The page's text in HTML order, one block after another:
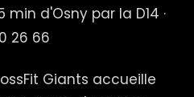
d'Osny par la D14 ·
26 66
Giants accueille